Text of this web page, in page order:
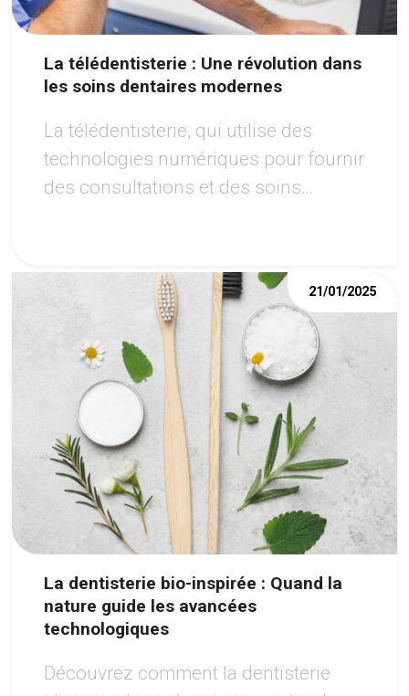
La télédentisterie : Une révolution dans
les soins dentaires modernes
La télédentisterie, qui utilise des
technologies numériques pour fournir
des consultations et des soins
La dentisterie bio-inspirée : Quand la
nature guide les avancées
technologiques
21/01/2025
Découvrez comment la dentisterie